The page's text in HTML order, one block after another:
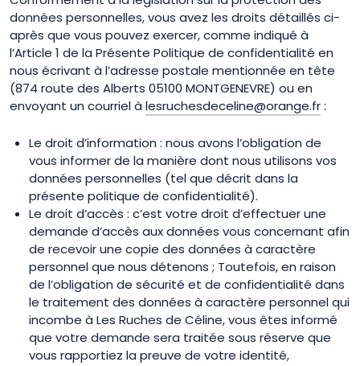
données personnelles, vous avez les droits détaillés ci-
après que vous pouvez exercer, comme indiqué à
l’Article 1 de la Présente Politique de confidentialité en
nous écrivant à l’adresse postale mentionnée en tête
(874 route des Alberts 05100 MONTGENEVRE) ou en
envoyant un courriel à lesruchesdeceline@orange.fr:
Le droit d’information : nous avons l’obligation de
vous informer de la manière dont nous utilisons vos
données personnelles (tel que décrit dans la
présente politique de confidentialité).
Le droit d’accès : c’est votre droit d’effectuer une
demande d’accès aux données vous concernant afin
de recevoir une copie des données à caractère
personnel que nous détenons ; Toutefois, en raison
de l’obligation de sécurité et de confidentialité dans
le traitement des données à caractère personnel qui
incombe à Les Ruches de Céline, vous êtes informé
que votre demande sera traitée sous réserve que
vous rapportiez la preuve de votre identité,